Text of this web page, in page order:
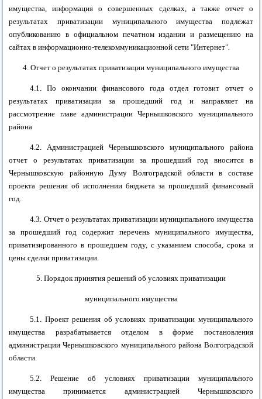
имущества, информация о совершенных сделках, а также отчет о
результатах приватизации муниципального имущества подлежат
опубликованию в официальном печатном издании и размещению на
сайтах в информационно-телекоммуникационной сети "Интернет".
4. Отчет о результатах приватизации муниципального имущества
4.1. По окончании финансового года отдел готовит отчет о
результатах приватизации за прошедший год и направляет на
рассмотрение главе администрации Чернышковского муниципального
района
4.2. Администрацией Чернышковского муниципального района
отчет о результатах приватизации за прошедший год вносится в
Чернышковскую районнуюДуму Волгоградской области в составе
проекта решения об исполнении бюджета за прошедший финансовый
год.
4.3. Отчет о результатах приватизации муниципального имущества
за прошедший год содержит перечень муниципального имущества,
приватизированного в прошедшем году, с указанием способа, срока и
цены сделки приватизации.
5. Порядок принятия решений об условиях приватизации
муниципального имущества
5.1. Проект решения об условиях приватизации муниципального
имущества разрабатывается отделом в форме постановления
администрацииЧернышковского муниципального районаВолгоградской
области.
5.2. Решение об условиях приватизации муниципального
имущества принимается администрацией Чернышковского